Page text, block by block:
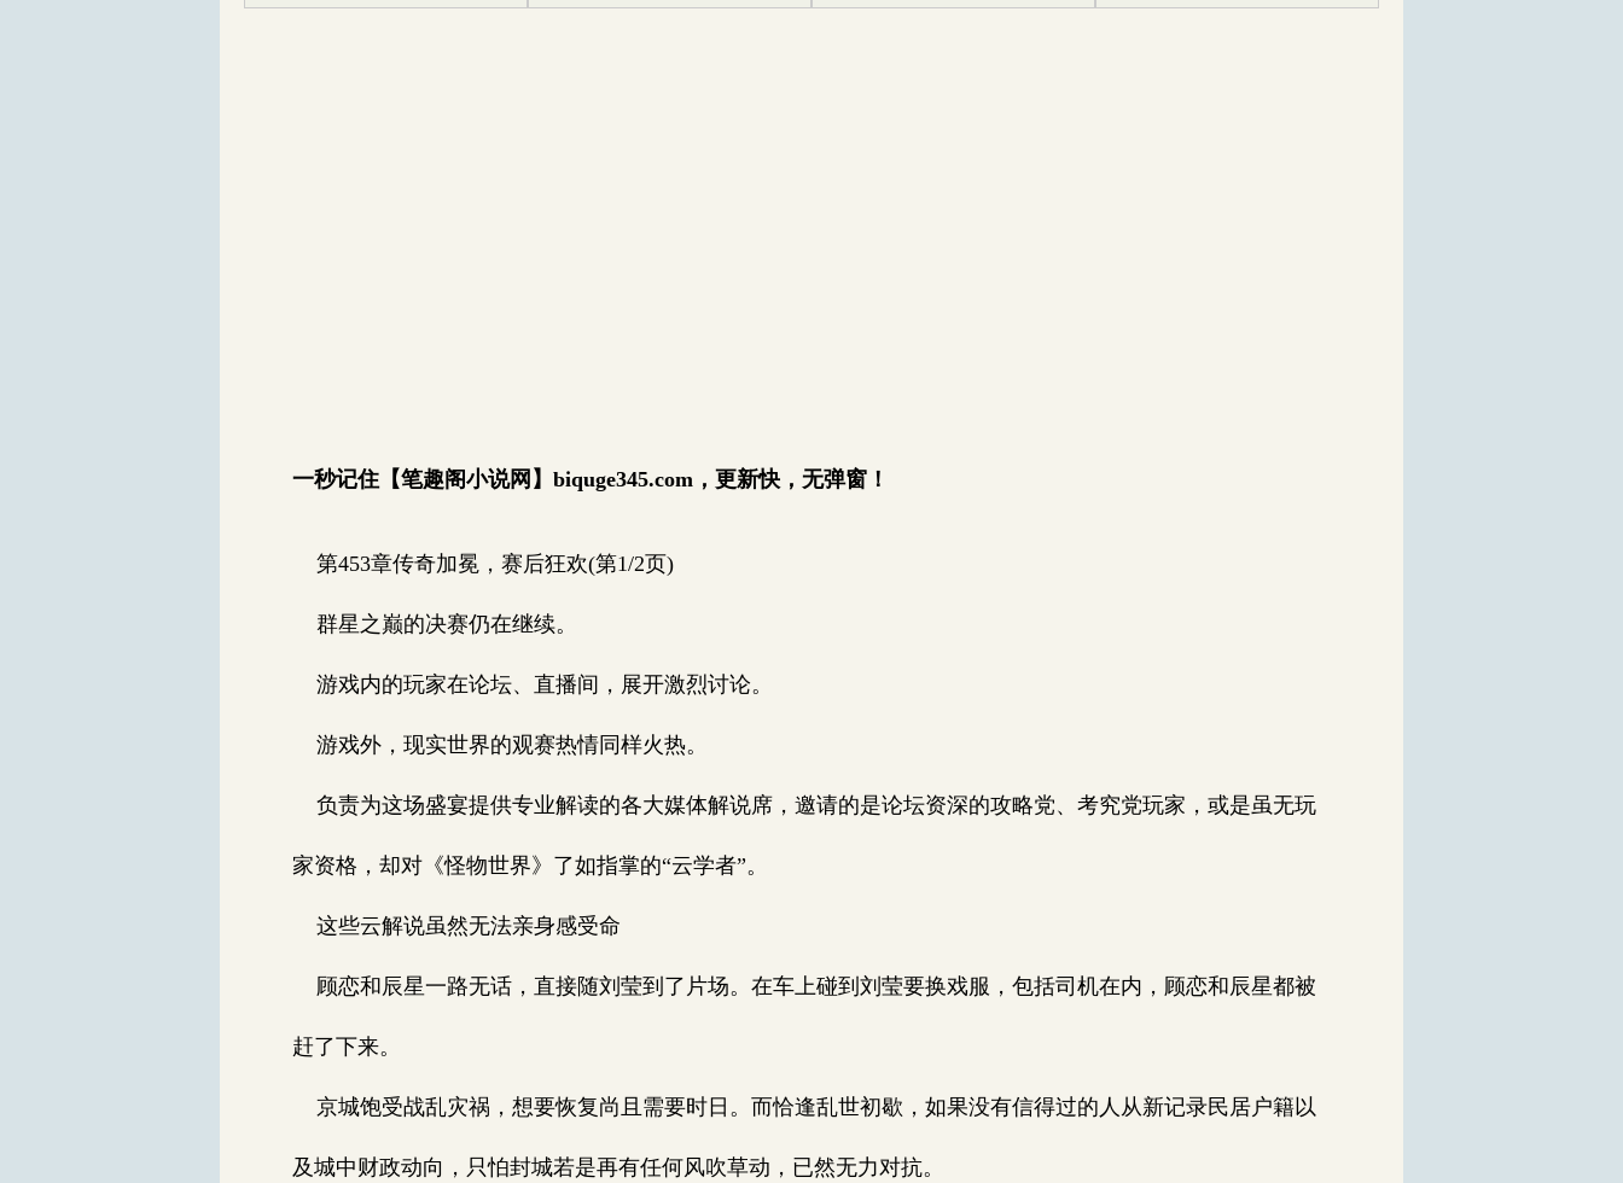
一秒记住【笔趣阁小说网】biquge345.com，更新快，无弹窗！
第453章传奇加冕，赛后狂欢(第1/2页)
群星之巅的决赛仍在继续。
游戏内的玩家在论坛、直播间，展开激烈讨论。
游戏外，现实世界的观赛热情同样火热。
负责为这场盛宴提供专业解读的各大媒体解说席，邀请的是论坛资深的攻略党、考究党玩家，或是虽无玩
家资格，却对《怪物世界》了如指掌的“云学者”。
这些云解说虽然无法亲身感受命
顾恋和辰星一路无话，直接随刘莹到了片场。在车上碰到刘莹要换戏服，包括司机在内，顾恋和辰星都被
赶了下来。
京城饱受战乱灾祸，想要恢复尚且需要时日。而恰逢乱世初歇，如果没有信得过的人从新记录民居户籍以
及城中财政动向，只怕封城若是再有任何风吹草动，已然无力对抗。